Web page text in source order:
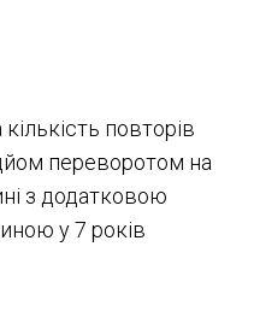
повторів
переворотом на
з додатковою
у 7 років